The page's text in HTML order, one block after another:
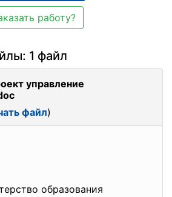
работу?
1 файл
управление
файл)
образования